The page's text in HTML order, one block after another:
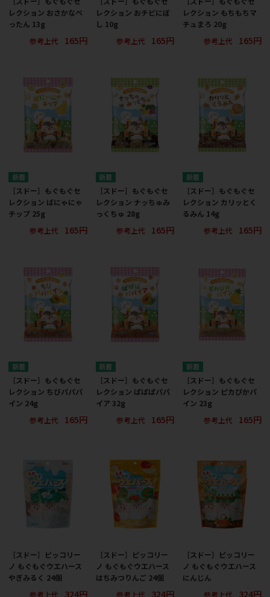
レクション おさかなぺ
ったん 13g
参考上代
165円
レクション おチビにぼ
し 10g
参考上代
165円
レクション もちもちマ
チュまろ 20g
参考上代
165円
［スドー］もぐもぐセ
レクション ばにゃにゃ
チップ 25g
参考上代
165円
［スドー］もぐもぐセ
レクション ナッちゅみ
っくちゅ 28g
参考上代
165円
［スドー］もぐもぐセ
レクション カリッとく
るみん 14g
参考上代
165円
［スドー］もぐもぐセ
レクション ちびパパパ
イン 24g
参考上代
165円
［スドー］もぐもぐセ
レクション ぱぱぱパパ
イア 32g
参考上代
165円
［スドー］もぐもぐセ
レクション ピカぴかパ
イン 23g
参考上代
165円
［スドー］ピッコリー
ノ もぐもぐウエハース
やぎみるく 24個
参考上代
324円
［スドー］ピッコリー
ノ もぐもぐウエハース
はちみつりんご 24個
参考上代
324円
［スドー］ピッコリー
ノ もぐもぐウエハース
にんじん
参考上代
324円